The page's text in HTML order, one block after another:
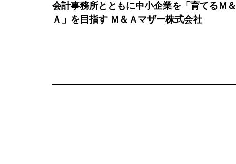
会計事務所とともに中小企業を「育てるＭ＆
Ａ」を目指す Ｍ＆Ａマザー株式会社